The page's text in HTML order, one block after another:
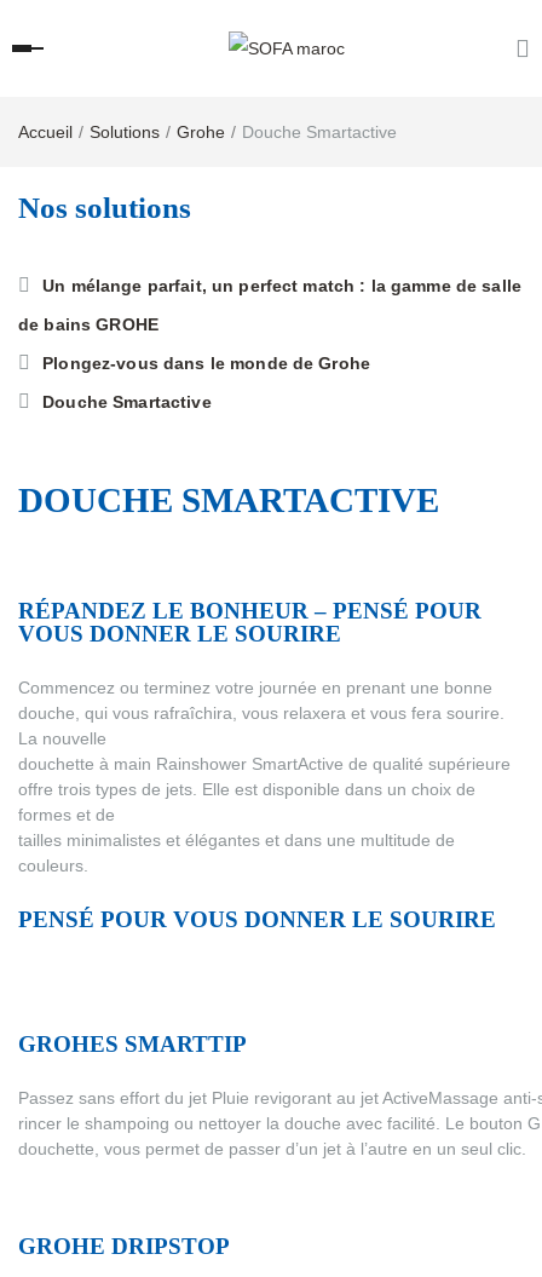
Accueil Solutions Grohe Douche Smartactive
Nos solutions
Un mélange parfait, un perfect match : la gamme de salle
de bains GROHE
Plongez-vous dans le monde de Grohe
Douche Smartactive
DOUCHE SMARTACTIVE
RÉPANDEZ LE BONHEUR – PENSÉ POUR
VOUS DONNER LE SOURIRE
Commencez ou terminez votre journée en prenant une bonne
douche, qui vous rafraîchira, vous relaxera et vous fera sourire.
La nouvelle
douchette à main Rainshower SmartActive de qualité supérieure
offre trois types de jets. Elle est disponible dans un choix de
formes et de
tailles minimalistes et élégantes et dans une multitude de
couleurs.
PENSÉ POUR VOUS DONNER LE SOURIRE
GROHES SMARTTIP
Passez sans effort du jet Pluie revigorant au jet ActiveMassage
rincer le shampoing ou nettoyer la douche avec facilité. Le bouton
douchette, vous permet de passer d’un jet à l’autre en un seul clic.
GROHE DRIPSTOP